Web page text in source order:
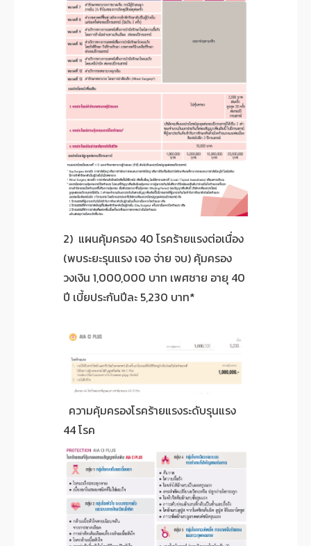
2) แผนคุ้มครอง 40 โรคร้ายแรงต่อเนื่อง
(พบระยะรุนแรง เจอ จ่าย จบ) คุ้มครอง
วงเงิน 1,000,000 บาท เพศชาย อายุ 40
ปี เบี้ยประกันปีละ 5,230 บาท*
ความคุ้มครองโรคร้ายแรงระดับรุนแรง
44 โรค